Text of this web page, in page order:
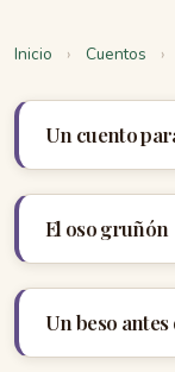
Inicio › Cuentos ›
Un cuento
El oso gruñón
Un beso